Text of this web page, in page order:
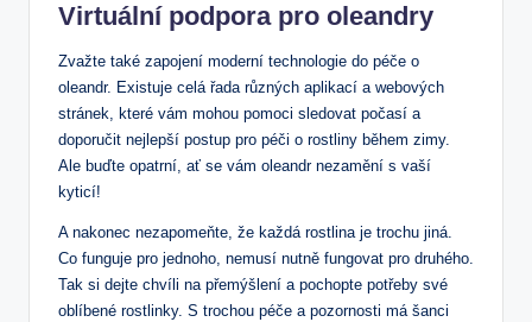
Virtuální podpora pro oleandry
Zvažte také zapojení ‍moderní technologie do péče o
oleandr. Existuje celá​ řada různých aplikací a ‍webových
stránek,‍ které vám mohou pomoci ⁤sledovat počasí a
doporučit nejlepší ‍postup pro ​péči o rostliny během ⁣zimy.
Ale buďte opatrní, ​ať​ se vám oleandr nezamění s vaší
kyticí!
A nakonec nezapomeňte,‌ že každá rostlina je ⁢trochu​ jiná.
Co funguje pro jednoho, nemusí nutně fungovat‍ pro druhého.
Tak ⁢si dejte ​chvíli na přemýšlení⁤ a pochopte potřeby ⁤své
oblíbené rostlinky. S trochou péče a pozornosti má šanci⁣